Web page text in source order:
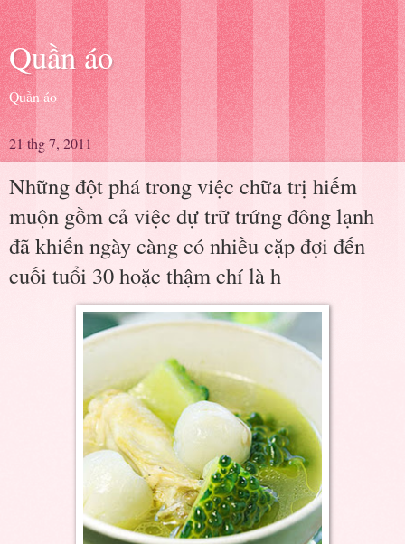
Quần áo
Quần áo
21 thg 7, 2011
Những đột phá trong việc chữa trị hiếm
muộn gồm cả việc dự trữ trứng đông lạnh
đã khiến ngày càng có nhiều cặp đợi đến
cuối tuổi 30 hoặc thậm chí là h